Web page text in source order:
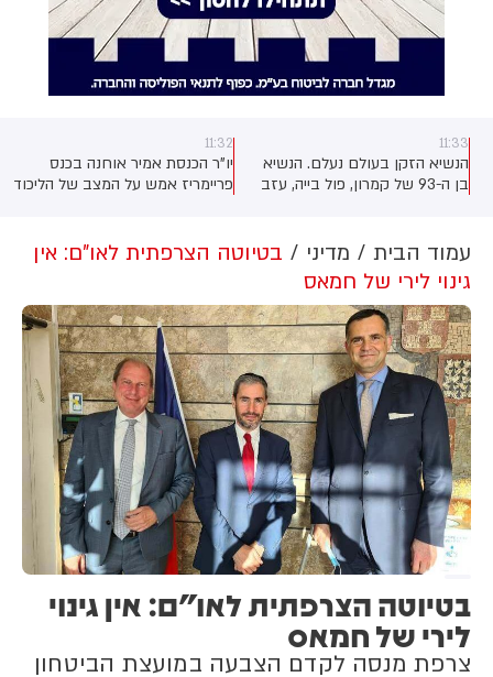
11:33
הנשיא הזקן בעולם נעלם. הנשיא
בן ה-93 של קמרון, פול בייה, עזב
הדיווח, מאז, כמעט חודשיים הוא
לא חזר לקמרון ולא הופיע בפומבי.
הרשויות ממלאות פיהן מים.
11:32
יו"ר הכנסת אמיר אוחנה בכנס
פריימריז אמש על המצב של הליכוד
עמוד הבית מדיני
‏בטיוטה הצרפתית לאו"ם: אין
גינוי לירי של חמאס
‏בטיוטה הצרפתית לאו"ם: אין גינוי
לירי של חמאס
צרפת מנסה לקדם הצבעה במועצת הביטחון